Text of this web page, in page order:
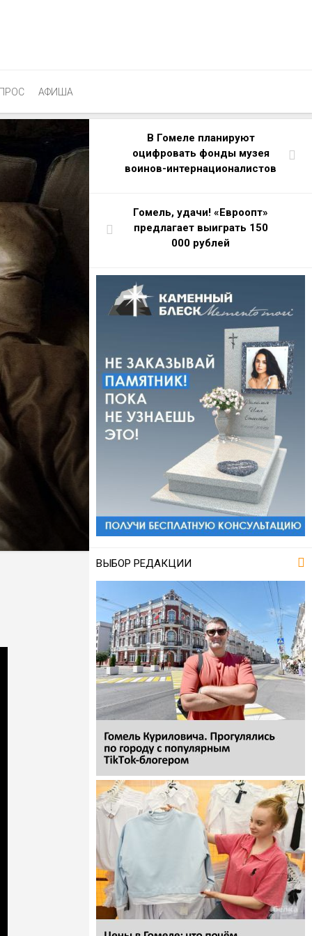
АФИША
В Гомеле планируют
оцифровать фонды музея
воинов-интернационалистов
Гомель, удачи! «Евроопт»
предлагает выиграть 150
000 рублей
ВЫБОР РЕДАКЦИИ